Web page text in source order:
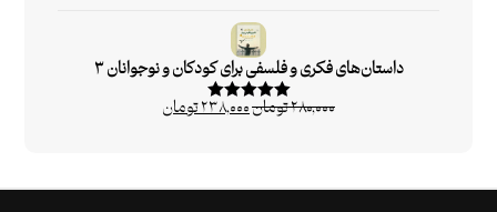
داستان‌های فکری و فلسفی برای کودکان و نوجوانان ۳
امتیاز۵.۰۰
۲۸۰,۰۰۰تومان۲۳۸,۰۰۰تومان